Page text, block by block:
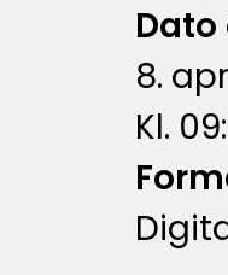
8.
Kl.